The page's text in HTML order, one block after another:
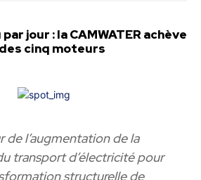
par jour : la CAMWATER achève
cinq moteurs
de l’augmentation de la
transport d’électricité pour
structurelle de